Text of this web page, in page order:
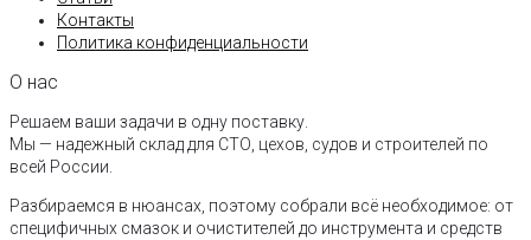
Контакты
Политика конфиденциальности
О нас
Решаем ваши задачи в одну поставку.
Мы — надежный склад для СТО, цехов, судов и строителей по
всей России.
Разбираемся в нюансах, поэтому собрали всё необходимое: от
специфичных смазок и очистителей до инструмента и средств